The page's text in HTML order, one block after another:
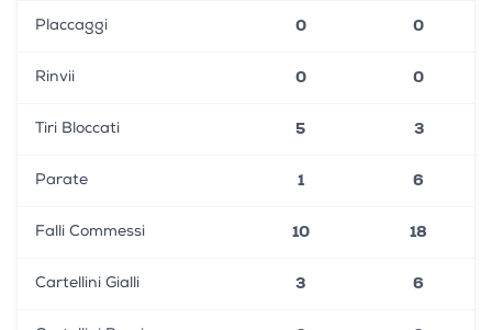
Placcaggi 0 0
Rinvii 0 0
Tiri Bloccati 5 3
Parate 1 6
Falli Commessi 10 18
Cartellini Gialli 3 6